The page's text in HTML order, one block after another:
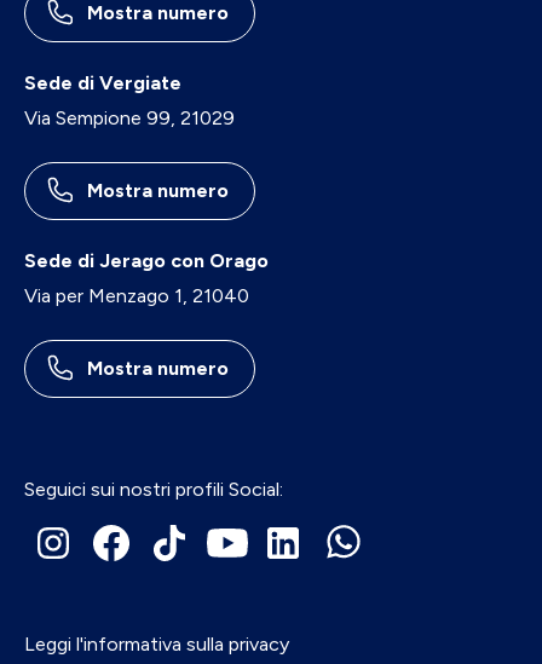
Mostra numero
Sede di Vergiate
Via Sempione 99, 21029
Mostra numero
Sede di Jerago con Orago
Via per Menzago 1, 21040
Mostra numero
Seguici sui nostri profili Social:
Leggi l'informativa sulla privacy